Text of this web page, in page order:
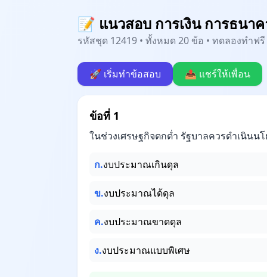
📝 แนวสอบ การเงิน การธนา
รหัสชุด 12419 • ทั้งหมด 20 ข้อ • ทดลองทำฟ
🚀 เริ่มทำข้อสอบ 📤 แชร์ให้เพื่อน
ข้อที่ 1
ในช่วงเศรษฐกิจตกต่ำ รัฐบาลควรดำเนิน
ก.งบประมาณเกินดุล
ข.งบประมาณได้ดุล
ค.งบประมาณขาดดุล
ง.งบประมาณแบบพิเศษ